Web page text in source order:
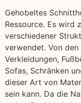
Gehobeltes
Ressource. Es wird
verschiedener
verwendet. Von
Verkleidungen,
Sofas, Schränken
dieser Art von
sein kann. Da die